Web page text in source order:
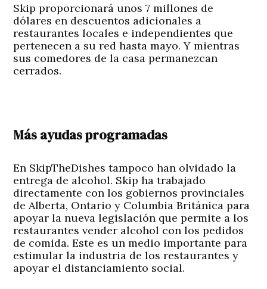
Skip proporcionará unos 7 millones de
dólares en descuentos adicionales a
restaurantes locales e independientes que
pertenecen a su red hasta mayo. Y mientras
sus comedores de la casa permanezcan
cerrados.
Más ayudas programadas
En SkipTheDishes tampoco han olvidado la
entrega de alcohol. Skip ha trabajado
directamente con los gobiernos provinciales
de Alberta, Ontario y Columbia Británica para
apoyar la nueva legislación que permite a los
restaurantes vender alcohol con los pedidos
de comida. Este es un medio importante para
estimular la industria de los restaurantes y
apoyar el distanciamiento social.